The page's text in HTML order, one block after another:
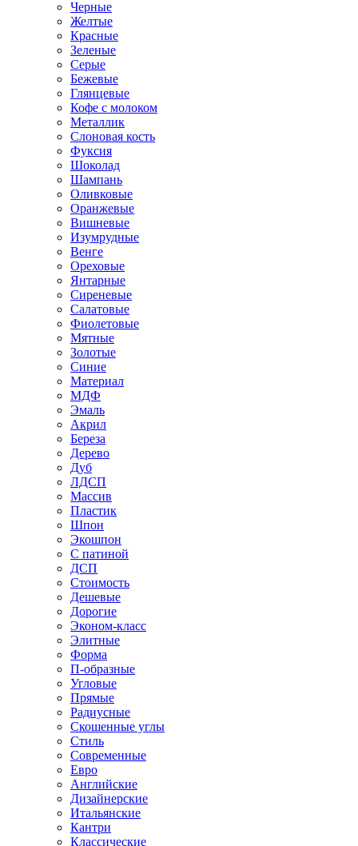
Черные
Желтые
Красные
Зеленые
Серые
Бежевые
Глянцевые
Кофе с молоком
Металлик
Слоновая кость
Фуксия
Шоколад
Шампань
Оливковые
Оранжевые
Вишневые
Изумрудные
Венге
Ореховые
Янтарные
Сиреневые
Салатовые
Фиолетовые
Мятные
Золотые
Синие
Материал
МДФ
Эмаль
Акрил
Береза
Дерево
Дуб
ЛДСП
Массив
Пластик
Шпон
Экошпон
С патиной
ДСП
Стоимость
Дешевые
Дорогие
Эконом-класс
Элитные
Форма
П-образные
Угловые
Прямые
Радиусные
Скошенные углы
Стиль
Современные
Евро
Английские
Дизайнерские
Итальянские
Кантри
Классические